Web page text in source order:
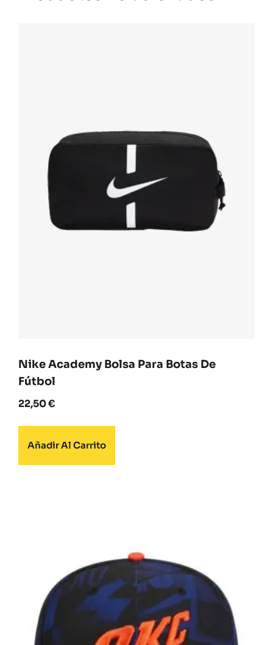
Nike Academy Bolsa Para Botas De
Fútbol
22,50€
Añadir Al Carrito